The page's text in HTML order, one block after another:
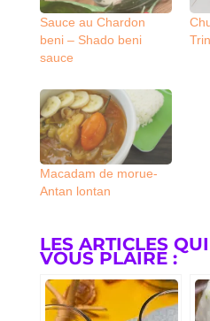
Sauce au Chardon
beni – Shado beni
sauce
Macadam de morue-
Antan lontan
LES ARTICLES
VOUS PLAIRE :